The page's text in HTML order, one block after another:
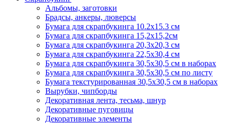
Альбомы, заготовки
Брадсы, анкеры, люверсы
Бумага для скрапбукинга 10.2х15.3 см
Бумага для скрапбукинга 15,2х15,2см
Бумага для скрапбукинга 20,3х20,3 см
Бумага для скрапбукинга 22,5х30,4 см
Бумага для скрапбукинга 30,5х30,5 см в наборах
Бумага для скрапбукинга 30,5х30,5 см по листу
Бумага текстурированная 30,5х30,5 см в наборах
Вырубки, чипборды
Декоративная лента, тесьма, шнур
Декоративные пуговицы
Декоративные элементы